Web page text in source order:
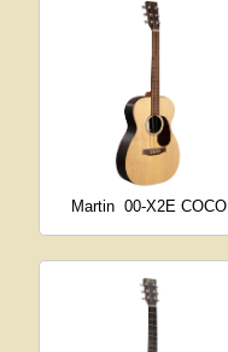
Martin 00-X2E COCO